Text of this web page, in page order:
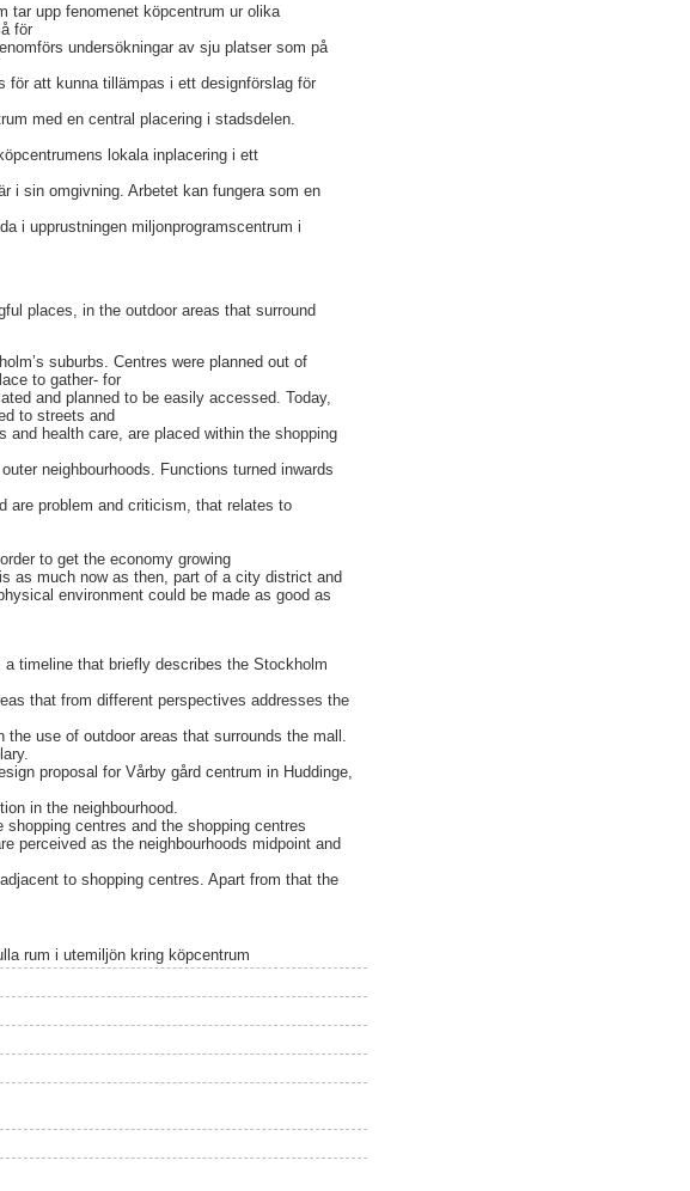
tar upp fenomenet köpcentrum ur olika
för
undersökningar av sju platser som på
för att kunna tillämpas i ett designförslag för
med en central placering i stadsdelen.
lokala inplacering i ett
i sin omgivning. Arbetet kan fungera som en
i upprustningen miljonprogramscentrum i
places, in the outdoor areas that surround
suburbs. Centres were planned out of
to gather- for
and planned to be easily accessed. Today,
to streets and
health care, are placed within the shopping
neighbourhoods. Functions turned inwards
are problem and criticism, that relates to
to get the economy growing
as much now as then, part of a city district and
environment could be made as good as
timeline that briefly describes the Stockholm
that from different perspectives addresses the
use of outdoor areas that surrounds the mall.
proposal for Vårby gård centrum in Huddinge,
in the neighbourhood.
centres and the shopping centres
perceived as the neighbourhoods midpoint and
to shopping centres. Apart from that the
rum i utemiljön kring köpcentrum